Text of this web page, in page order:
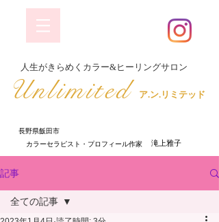
​人生がきらめくカラー&ヒーリングサロン
​Unlimited ア.ン.リミテッド
長野県飯田市
​カラーセラピスト・プロフィール作家
​ 滝上雅子
記事
全ての記事